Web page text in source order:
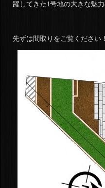
躍してきた1号地の大きな魅
先ずは間取りをご覧ください！